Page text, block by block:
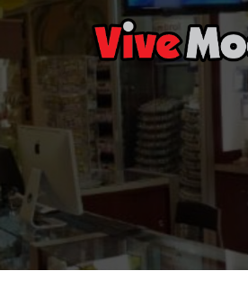
Saltar
contenido